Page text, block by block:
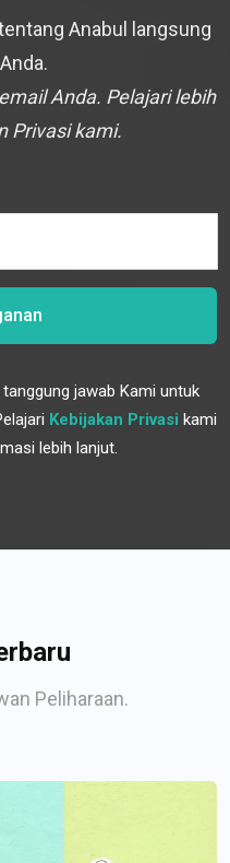
Anabul langsung
Anda. Pelajari lebih
Privasi kami.
jawab Kami untuk
Kebijakan Privasi kami
lebih lanjut.
Peliharaan.